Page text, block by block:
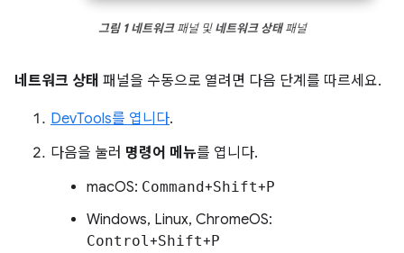
그림 1 네트워크패널 및네트워크 상태패널
네트워크 상태 패널을 수동으로 열려면 다음 단계를 따르세요.
DevTools를 엽니다.
다음을 눌러 명령어 메뉴를 엽니다.
macOS: Command+Shift+P
Windows, Linux, ChromeOS:
Control +Shift+P